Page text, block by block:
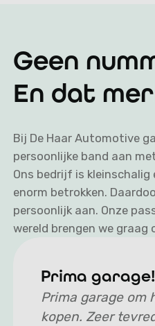
Geen
En dat
Bij De Haar Automotive
persoonlijke band aan
Ons bedrijf is
enorm betrokken.
persoonlijk aan. Onze
wereld brengen we graag
Prima garage!
Prima garage om
kopen. Zeer